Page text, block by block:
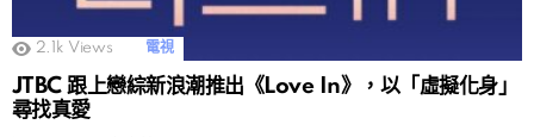
2.1k Views 電視
JTBC 跟上戀綜新浪潮推出《Love In》，以「虛擬化身」
尋找真愛